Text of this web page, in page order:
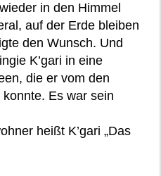
in den Himmel
auf der Erde bleiben
den Wunsch. Und
K’gari in eine
die er vom den
Es war sein
heißt K’gari „Das